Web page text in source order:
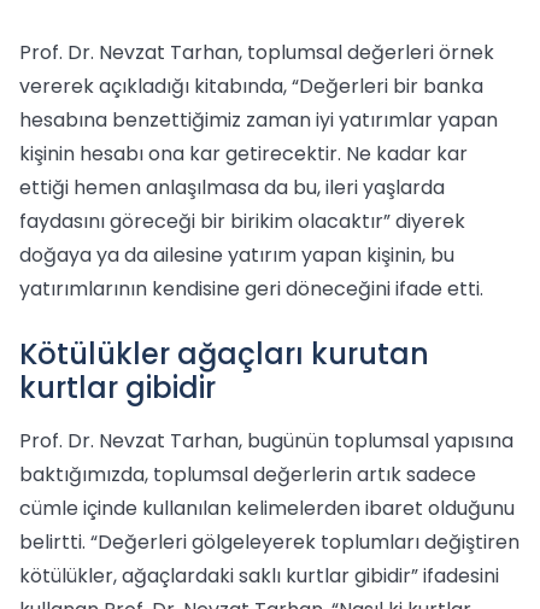
Prof. Dr. Nevzat Tarhan, toplumsal değerleri örnek
vererek açıkladığı kitabında, “Değerleri bir banka
hesabına benzettiğimiz zaman iyi yatırımlar yapan
kişinin hesabı ona kar getirecektir. Ne kadar kar
ettiği hemen anlaşılmasa da bu, ileri yaşlarda
faydasını göreceği bir birikim olacaktır” diyerek
doğaya ya da ailesine yatırım yapan kişinin, bu
yatırımlarının kendisine geri döneceğini ifade etti.
Kötülükler ağaçları kurutan
kurtlar gibidir
Prof. Dr. Nevzat Tarhan, bugünün toplumsal yapısına
baktığımızda, toplumsal değerlerin artık sadece
cümle içinde kullanılan kelimelerden ibaret olduğunu
belirtti. “Değerleri gölgeleyerek toplumları değiştiren
kötülükler, ağaçlardaki saklı kurtlar gibidir” ifadesini